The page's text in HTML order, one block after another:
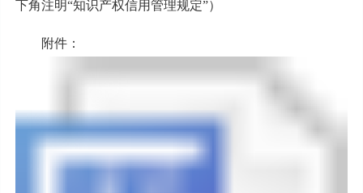
下角注明“知识产权信用管理规定”）
附件：